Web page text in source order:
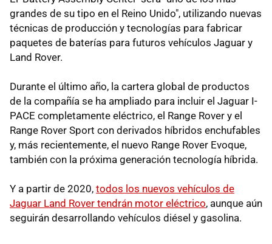
grandes de su tipo en el Reino Unido", utilizando nuevas
técnicas de producción y tecnologías para fabricar
paquetes de baterías para futuros vehículos Jaguar y
Land Rover.
Durante el último año, la cartera global de productos
de la compañía se ha ampliado para incluir el Jaguar I-
PACE completamente eléctrico, el Range Rover y el
Range Rover Sport con derivados híbridos enchufables
y, más recientemente, el nuevo Range Rover Evoque,
también con la próxima generación tecnología híbrida.
Y a partir de 2020, todos los nuevos vehículos de
Jaguar Land Rover tendrán motor eléctrico, aunque aún
seguirán desarrollando vehículos diésel y gasolina.